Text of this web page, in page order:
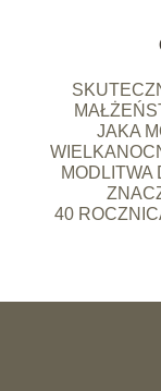
JAKA
MODLITWA
40